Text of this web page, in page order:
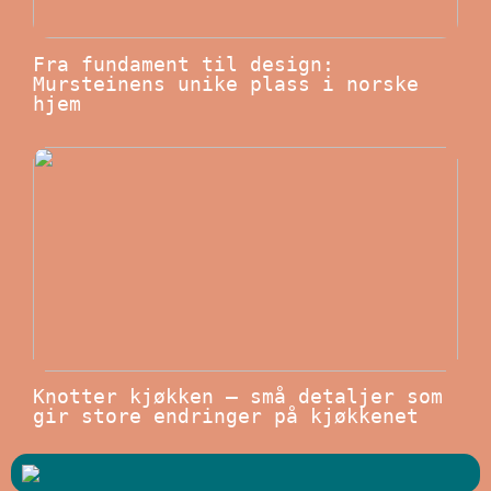
Fra fundament til design:
Mursteinens unike plass i norske
hjem
Knotter kjøkken – små detaljer som
gir store endringer på kjøkkenet